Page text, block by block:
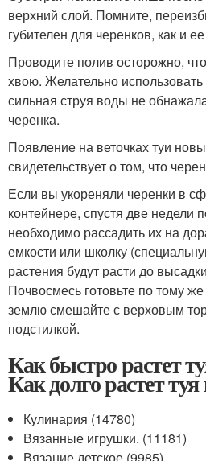
верхний слой. Помните,
губителен для черенков, как и
Проводите полив осторожно,
хвою. Желательно
сильная струя воды не
черенка.
Появление на веточках туи
свидетельствует о том, что
Если вы укореняли черенки в
контейнере, спустя две недели
необходимо рассадить их на
емкости или школку
растения будут расти до
Почвосмесь готовьте по тому
землю смешайте с верховым
подстилкой.
Как быстро растет
Как долго растет
Кулинария (14780)
Вязанные игрушки. (11181)
Вязание детское (9985)